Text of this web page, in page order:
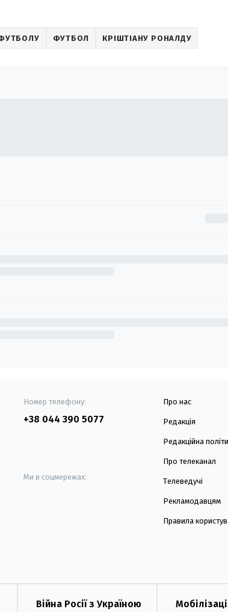
ФУТБОЛ КРІШТІАНУ РОНАЛДУ
Номер телефону:
+38 044 390 5077
Ми в соцмережах:
Про нас
Редакція
Редакційна
Про телеканал
Телеведучі
Рекламодавцям
Правила
Війна Росії з Україною